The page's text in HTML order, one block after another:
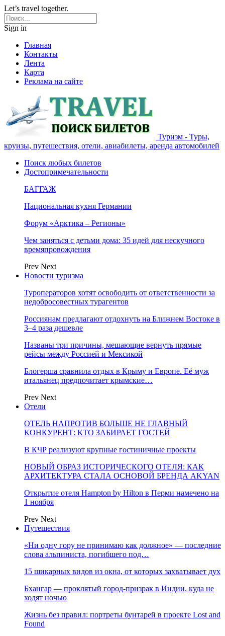
Let’s travel together.
Sign in
Главная
Контакты
Лента
Карта
Реклама на сайте
Туризм - Туры,
круизы, путешествия, отели, авиабилеты, аренда автомобилей
Поиск любых билетов
Достопримечательности
БАГГАЖ
Национальная кухня Германии
Форум «Арктика – Регионы»
Чем заняться с детьми дома: 35 идей для нескучного
времяпровождения
Prev Next
Новости туризма
Туроператоров хотят освободить от ответственности за
недобросовестных турагентов
Россиянам предлагают отдохнуть на Ближнем Востоке в
3–4 раза дешевле
Названы три причины, мешающие вернуть прямые
рейсы между Россией и Мексикой
Блогерша сравнила отдых в Крыму и Европе. Её муж
итальянец предпочитает крымские…
Prev Next
Отели
ОТЕЛЬ НАПРОТИВ БОЛЬШЕ НЕ ГЛАВНЫЙ
КОНКУРЕНТ: КТО ЗАБИРАЕТ ГОСТЕЙ
В КЧР реализуют крупные гостиничные проекты
НОВЫЙ ОБРАЗ ИСТОРИЧЕСКОГО ОТЕЛЯ: КАК
АРХИТЕКТУРА СТАЛА ОСНОВОЙ БРЕНДА AKYAN
Открытие отеля Hampton by Hilton в Перми намечено на
1 ноября
Prev Next
Путешествия
«Ни одну гору не принимаю как должное» — последние
слова альпиниста, погибшего под…
15 шикарных видов из окна, от которых захватывает дух
Бхангар — проклятый город-призрак в Индии, куда не
ходят ночью
Жизнь без правил: портреты бунтарей в проекте Lost and
Found